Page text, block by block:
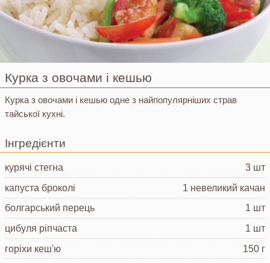
Курка з овочами і кешью
Курка з овочами і кешью одне з найпопулярніших страв
тайської кухні.
Інгредієнти
курячі стегна
3 шт
капуста броколі
1 невеликий качан
болгарський перець
1 шт
цибуля ріпчаста
1 шт
горіхи кеш'ю
150 г